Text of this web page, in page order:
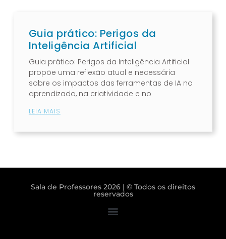
Guia prático: Perigos da
Inteligência Artificial
Guia prático: Perigos da Inteligência Artificial
propõe uma reflexão atual e necessária
sobre os impactos das ferramentas de IA no
aprendizado, na criatividade e no
LEIA MAIS
Sala de Professores 2026 | © Todos os direitos
reservados